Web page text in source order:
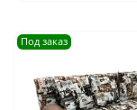
Под заказ